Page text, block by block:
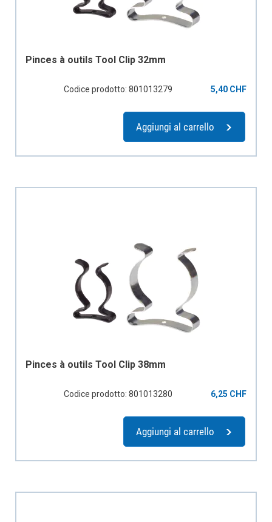
Pinces à outils Tool Clip 32mm
Codice prodotto: 801013279 5,40 CHF
Aggiungi al carrello
Pinces à outils Tool Clip 38mm
Codice prodotto: 801013280 6,25 CHF
Aggiungi al carrello